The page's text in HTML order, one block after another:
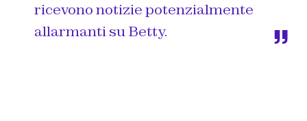
ricevono notizie potenzialmente
allarmanti su Betty.